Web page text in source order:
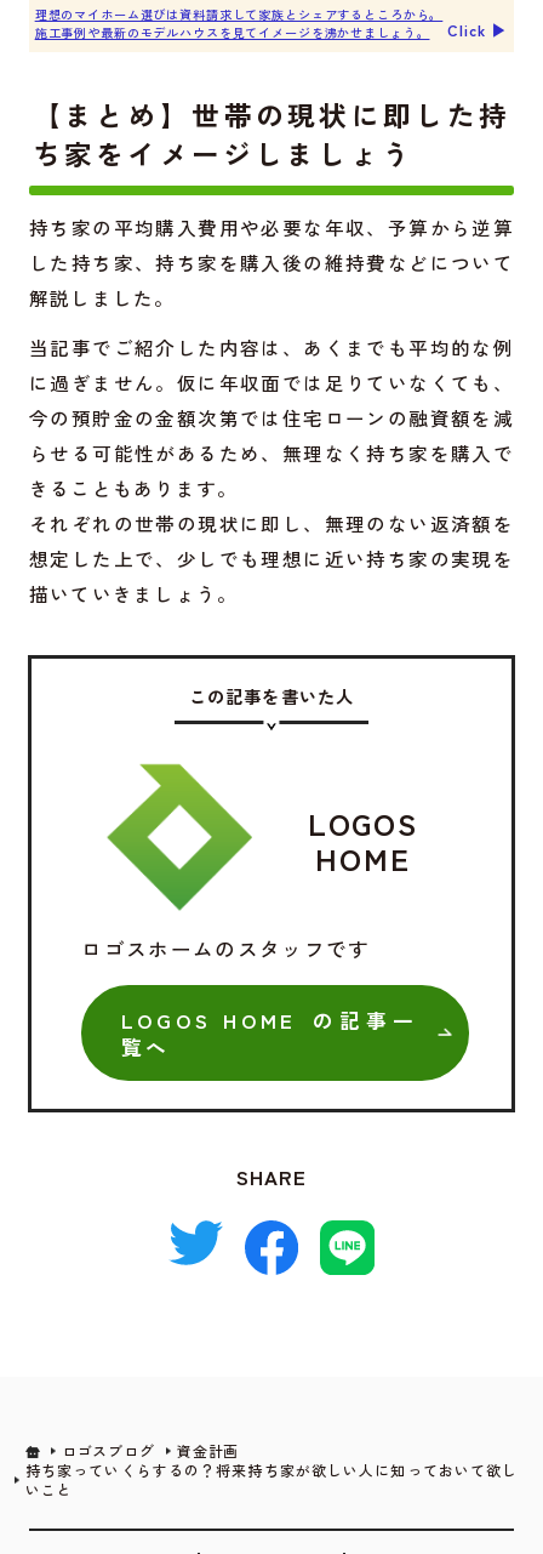
理想のマイホーム選びは資料請求して家族とシェアするところから。
施工事例や最新のモデルハウスを見てイメージを沸かせましょう。
Click ▶︎
【まとめ】世帯の現状に即した持
ち家をイメージしましょう
持ち家の平均購入費用や必要な年収、予算から逆算
した持ち家、持ち家を購入後の維持費などについて
解説しました。
当記事でご紹介した内容は、あくまでも平均的な例
に過ぎません。仮に年収面では足りていなくても、
今の預貯金の金額次第では住宅ローンの融資額を減
らせる可能性があるため、無理なく持ち家を購入で
きることもあります。
それぞれの世帯の現状に即し、無理のない返済額を
想定した上で、少しでも理想に近い持ち家の実現を
描いていきましょう。
この記事を書いた人
LOGOS
HOME
ロゴスホームのスタッフです
LOGOS HOME の記事一
覧へ
SHARE
ロゴスブログ
資金計画
持ち家っていくらするの？将来持ち家が欲しい人に知っておいて欲し
いこと